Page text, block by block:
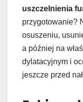
uszczelnienia
przygotowanie?
osuszeniu,
a później na
dylatacyjnym i
jeszcze przed